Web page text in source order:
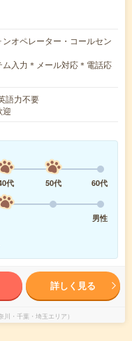
オペレーター・コールセン
入力＊メール対応＊電話応
語力不要
代 50代
60代
男性
詳しく見る
・千葉・埼玉エリア）